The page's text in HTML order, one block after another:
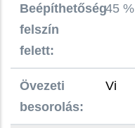
Beépíthetőség
felszín
felett:
45 %
Övezeti
besorolás:
Vi